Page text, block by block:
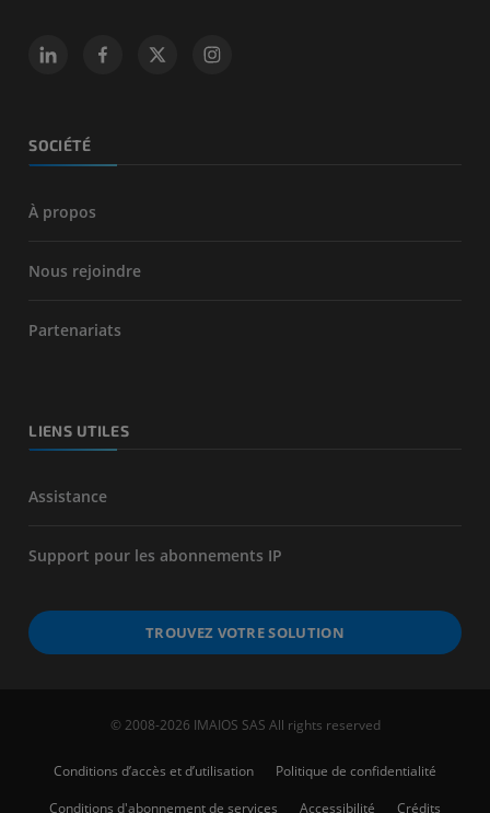
SOCIÉTÉ
À propos
Nous rejoindre
Partenariats
LIENS UTILES
Assistance
Support pour les abonnements IP
TROUVEZ VOTRE SOLUTION
© 2008-2026 IMAIOS SAS All rights reserved
Conditions d’accès et d’utilisation
Politique de confidentialité
Conditions d'abonnement de services
Accessibilité Crédits